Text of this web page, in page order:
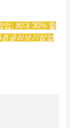
업, 최대 30% 할
층골라보기팝업